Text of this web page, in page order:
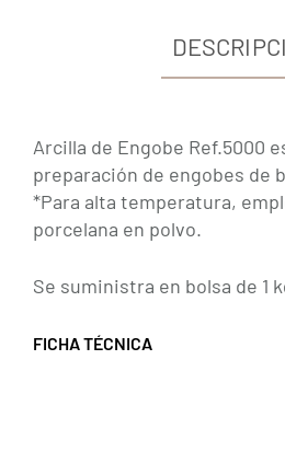
Arcilla de Engobe Ref.5000
preparación de engobes de
*Para alta temperatura,
porcelana en polvo.
Se suministra en bolsa de 1
FICHA TÉCNICA